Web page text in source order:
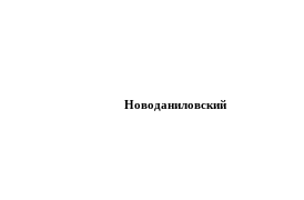
Новоданиловский